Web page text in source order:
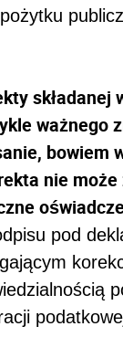
składanej
ważnego
bowiem
nie
pod